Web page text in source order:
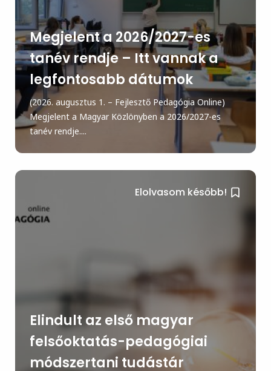
Megjelent a 2026/2027-es
tanév rendje – Itt vannak a
legfontosabb dátumok
(2026. augusztus 1. – Fejlesztő Pedagógia Online)
Megjelent a Magyar Közlönyben a 2026/2027-es
tanév rendje....
Elolvasom később!
Elindult az első magyar
felsőoktatás-pedagógiai
módszertani tudástár